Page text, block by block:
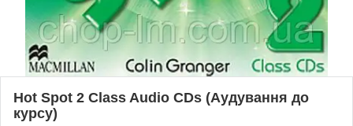
Hot Spot 2 Class Audio CDs (Аудування до
курсу)